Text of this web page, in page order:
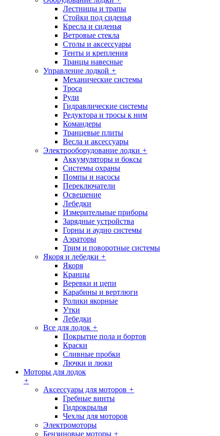
Лестницы и трапы
Стойки под сиденья
Кресла и сиденья
Ветровые стекла
Столы и аксессуары
Тенты и крепления
Транцы навесные
Управление лодкой +
Механические системы
Троса
Рули
Гидравлические системы
Редуктора и тросы к ним
Командеры
Транцевые плиты
Весла и аксессуары
Электрооборудование лодки +
Аккумуляторы и боксы
Системы охраны
Помпы и насосы
Переключатели
Освещение
Лебедки
Измерительные приборы
Зарядные устройства
Горны и аудио системы
Аэраторы
Трим и поворотные системы
Якоря и лебедки +
Якоря
Кранцы
Веревки и цепи
Карабины и вертлюги
Ролики якорные
Утки
Лебедки
Все для лодок +
Покрытие пола и бортов
Краски
Сливные пробки
Лючки и люки
Моторы для лодок
+
Аксессуары для моторов +
Гребные винты
Гидрокрылья
Чехлы для моторов
Электромоторы
Бензиновые моторы +